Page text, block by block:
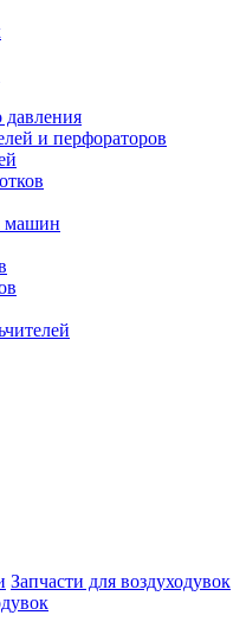
давления
и перфораторов
машин
Запчасти для воздуходувок